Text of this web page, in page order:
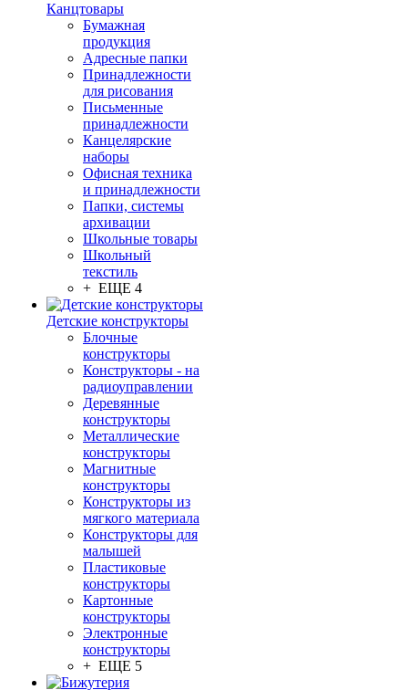
Канцтовары
Бумажная
продукция
Адресные папки
Принадлежности
для рисования
Письменные
принадлежности
Канцелярские
наборы
Офисная техника
и принадлежности
Папки, системы
архивации
Школьные товары
Школьный
текстиль
+ ЕЩЕ 4
Детские конструкторы
Блочные
конструкторы
Конструкторы - на
радиоуправлении
Деревянные
конструкторы
Металлические
конструкторы
Магнитные
конструкторы
Конструкторы из
мягкого материала
Конструкторы для
малышей
Пластиковые
конструкторы
Картонные
конструкторы
Электронные
конструкторы
+ ЕЩЕ 5